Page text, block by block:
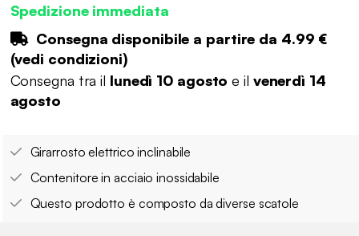
Spedizione immediata
Consegna disponibile a partire da 4.99 €
(vedi condizioni)
Consegna tra il lunedì 10 agosto e il venerdì 14
agosto
Girarrosto elettrico inclinabile
Contenitore in acciaio inossidabile
Questo prodotto è composto da diverse scatole